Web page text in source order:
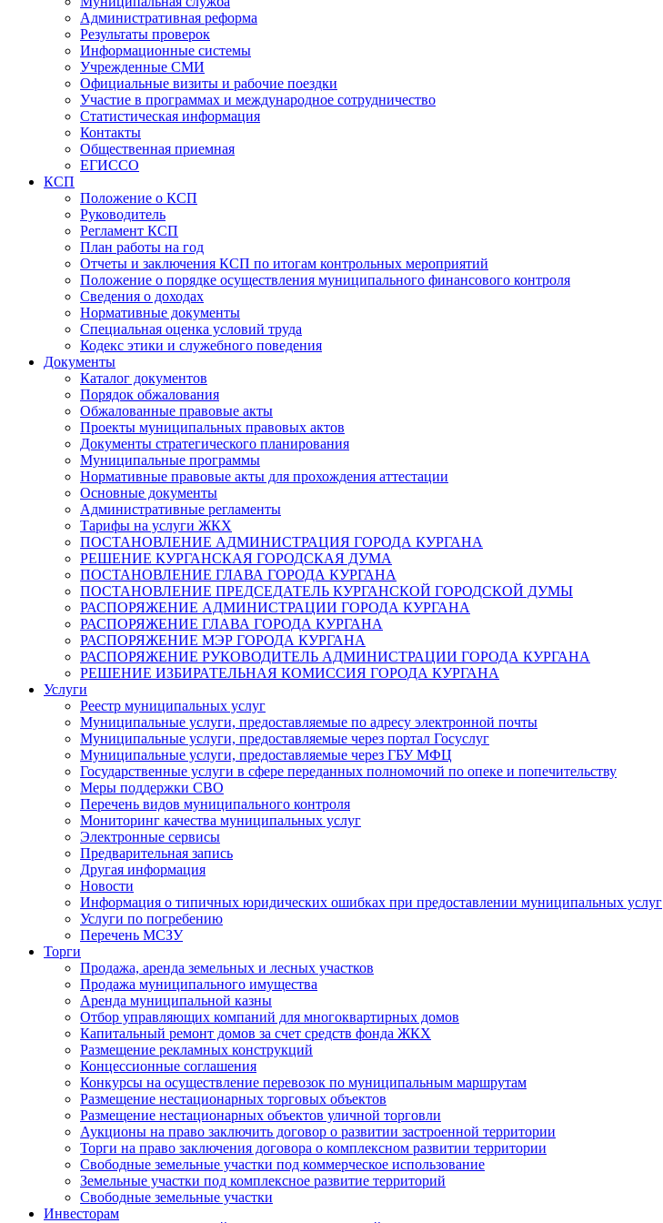
Административная реформа
Результаты проверок
Информационные системы
Учрежденные СМИ
Официальные визиты и рабочие поездки
Участие в программах и международное сотрудничество
Статистическая информация
Контакты
Общественная приемная
ЕГИССО
КСП
Положение о КСП
Руководитель
Регламент КСП
План работы на год
Отчеты и заключения КСП по итогам контрольных мероприятий
Положение о порядке осуществления муниципального финансового контроля
Сведения о доходах
Нормативные документы
Специальная оценка условий труда
Кодекс этики и служебного поведения
Документы
Каталог документов
Порядок обжалования
Обжалованные правовые акты
Проекты муниципальных правовых актов
Документы стратегического планирования
Муниципальные программы
Нормативные правовые акты для прохождения аттестации
Основные документы
Административные регламенты
Тарифы на услуги ЖКХ
ПОСТАНОВЛЕНИЕ АДМИНИСТРАЦИЯ ГОРОДА КУРГАНА
РЕШЕНИЕ КУРГАНСКАЯ ГОРОДСКАЯ ДУМА
ПОСТАНОВЛЕНИЕ ГЛАВА ГОРОДА КУРГАНА
ПОСТАНОВЛЕНИЕ ПРЕДСЕДАТЕЛЬ КУРГАНСКОЙ ГОРОДСКОЙ ДУМЫ
РАСПОРЯЖЕНИЕ АДМИНИСТРАЦИИ ГОРОДА КУРГАНА
РАСПОРЯЖЕНИЕ ГЛАВА ГОРОДА КУРГАНА
РАСПОРЯЖЕНИЕ МЭР ГОРОДА КУРГАНА
РАСПОРЯЖЕНИЕ РУКОВОДИТЕЛЬ АДМИНИСТРАЦИИ ГОРОДА КУРГАНА
РЕШЕНИЕ ИЗБИРАТЕЛЬНАЯ КОМИССИЯ ГОРОДА КУРГАНА
Услуги
Реестр муниципальных услуг
Муниципальные услуги, предоставляемые по адресу электронной почты
Муниципальные услуги, предоставляемые через портал Госуслуг
Муниципальные услуги, предоставляемые через ГБУ МФЦ
Государственные услуги в сфере переданных полномочий по опеке и попечительству
Меры поддержки СВО
Перечень видов муниципального контроля
Мониторинг качества муниципальных услуг
Электронные сервисы
Предварительная запись
Другая информация
Новости
Информация о типичных юридических ошибках при предоставлении муниципальных услуг
Услуги по погребению
Перечень МСЗУ
Торги
Продажа, аренда земельных и лесных участков
Продажа муниципального имущества
Аренда муниципальной казны
Отбор управляющих компаний для многоквартирных домов
Капитальный ремонт домов за счет средств фонда ЖКХ
Размещение рекламных конструкций
Концессионные соглашения
Конкурсы на осуществление перевозок по муниципальным маршрутам
Размещение нестационарных торговых объектов
Размещение нестационарных объектов уличной торговли
Аукционы на право заключить договор о развитии застроенной территории
Торги на право заключения договора о комплексном развитии территории
Свободные земельные участки под коммерческое использование
Земельные участки под комплексное развитие территорий
Свободные земельные участки
Инвесторам